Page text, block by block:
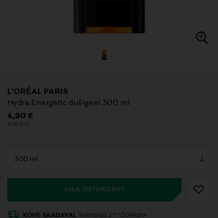
L'ORÉAL PARIS
Hydra Energetic dušigeel 300 ml
Original Price
4,90 €
16,33 €/1l
LISA OSTUKORVI
KOHE SAADAVAL TARNEAEG 2-7 TÖÖPÄEVA